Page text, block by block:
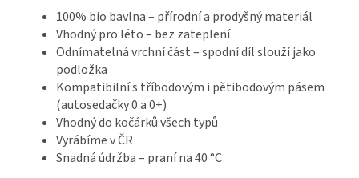
100% bio bavlna – přírodní a prodyšný materiál
Vhodný pro léto – bez zateplení
Odnímatelná vrchní část – spodní díl slouží jako
podložka
Kompatibilní s tříbodovým i pětibodovým pásem
(autosedačky 0 a 0+)
Vhodný do kočárků všech typů
Vyrábíme v ČR
Snadná údržba – praní na 40 °C